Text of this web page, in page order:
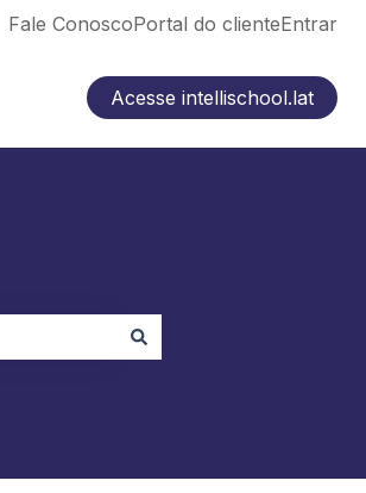
Fale ConoscoPortal do clienteEntrar
Acesse intellischool.lat